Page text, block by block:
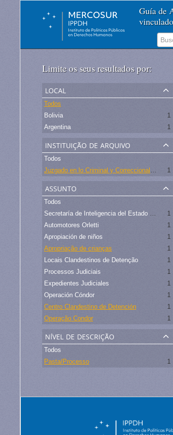
Guía de
Limite os seus resultados por:
local
Todos
Bolivia
1
Argentina
1
instituição de arquivo
Todos
Juzgado en lo Criminal y Correccional Federal N°5 de la Capital Federal
1
assunto
Todos
Secretaría de Inteligencia del Estado (SIDE) - Argentina (
1
Automotores Orletti
1
Apropiación de niños
1
Apropriação de crianças
1
Locais Clandestinos de Detenção
1
Processos Judiciais
1
Expedientes Judiciales
1
Operación Cóndor
1
Centro Clandestino de Detención
1
Operação Condor
1
nível de descrição
Todos
Pasta/Processo
1